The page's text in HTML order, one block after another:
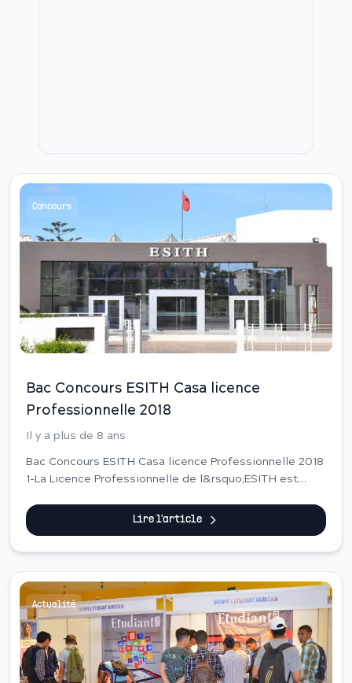
Concours
Bac Concours ESITH Casa licence
Professionnelle 2018
Il y a plus de 8 ans
Bac Concours ESITH Casa licence Professionnelle 2018
1-La Licence Professionnelle de l&rsquo;ESITH est
&eacute;conomiques. La dur&eacute;e des
&eacute;tud...
Lire l'article
Actualité